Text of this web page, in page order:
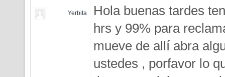
Yerbita
Hola buenas tardes
hrs y 99% para
mueve de allí abra
ustedes , porfavor lo